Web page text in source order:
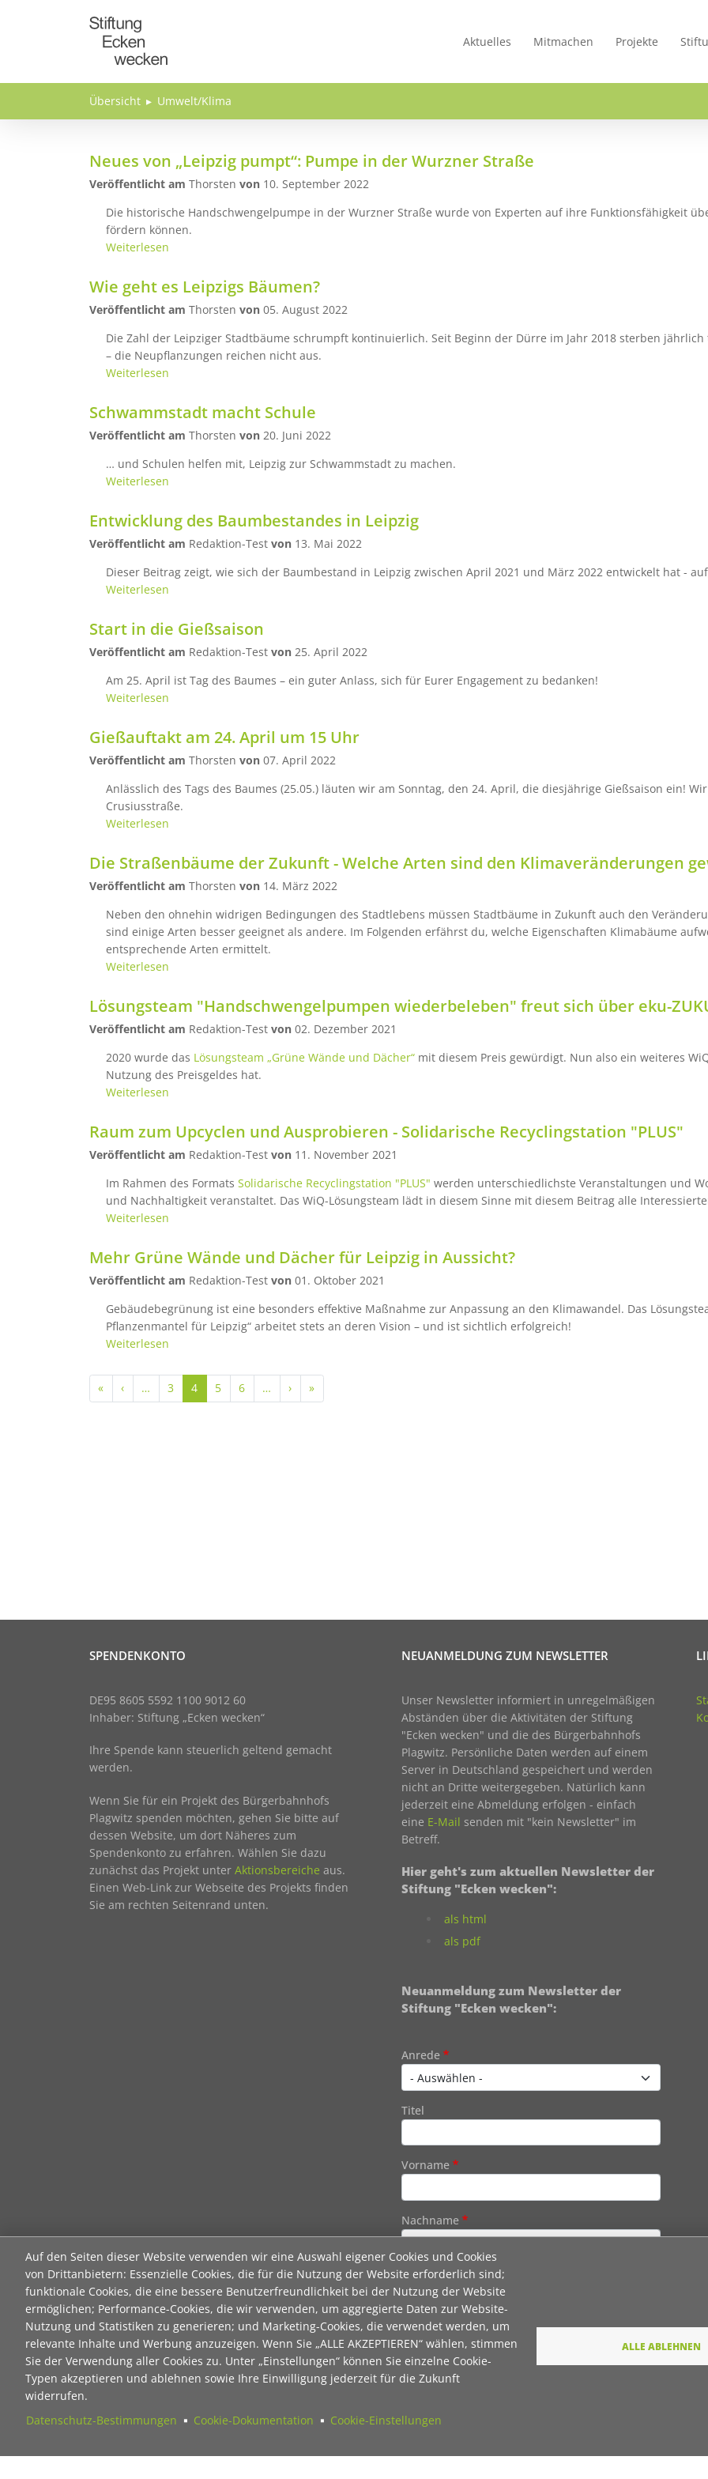
Aktuelles Mitmachen Projekte
Übersicht Umwelt/Klima
Auf den Seiten dieser Website verwenden wir eine Auswahl eigener Cookies und Cookies
von Drittanbietern: Essenzielle Cookies, die für die Nutzung der Website erforderlich sind;
funktionale Cookies, die eine bessere Benutzerfreundlichkeit bei der Nutzung der Website
ermöglichen; Performance-Cookies, die wir verwenden, um aggregierte Daten zur Website-
Nutzung und Statistiken zu generieren; und Marketing-Cookies, die verwendet werden, um
relevante Inhalte und Werbung anzuzeigen. Wenn Sie „ALLE AKZEPTIEREN“ wählen, stimmen
Sie der Verwendung aller Cookies zu. Unter „Einstellungen“ können Sie einzelne Cookie-
Typen akzeptieren und ablehnen sowie Ihre Einwilligung jederzeit für die Zukunft
widerrufen.
Datenschutz-Bestimmungen
Cookie-Dokumentation Cookie-Einstellungen
ALLE ABLEHNEN
Neues von „Leipzig pumpt“: Pumpe in der Wurzner Straße
Veröffentlicht am Thorsten von 10. September 2022
Die historische Handschwengelpumpe in der Wurzner Straße wurde von Experten auf ihre Funktionsfähigkeit
fördern können.
Weiterlesen
Wie geht es Leipzigs Bäumen?
Veröffentlicht am Thorsten von 05. August 2022
Die Zahl der Leipziger Stadtbäume schrumpft kontinuierlich. Seit Beginn der Dürre im Jahr 2018 sterben
– die Neupflanzungen reichen nicht aus.
Weiterlesen
Schwammstadt macht Schule
Veröffentlicht am Thorsten von 20. Juni 2022
… und Schulen helfen mit, Leipzig zur Schwammstadt zu machen.
Weiterlesen
Entwicklung des Baumbestandes in Leipzig
Veröffentlicht am Redaktion-Test von 13. Mai 2022
Dieser Beitrag zeigt, wie sich der Baumbestand in Leipzig zwischen April 2021 und März 2022 entwickelt hat -
Weiterlesen
Start in die Gießsaison
Veröffentlicht am Redaktion-Test von 25. April 2022
Am 25. April ist Tag des Baumes – ein guter Anlass, sich für Eurer Engagement zu bedanken!
Weiterlesen
Gießauftakt am 24. April um 15 Uhr
Veröffentlicht am Thorsten von 07. April 2022
Anlässlich des Tags des Baumes (25.05.) läuten wir am Sonntag, den 24. April, die diesjährige Gießsaison ein!
Crusiusstraße.
Weiterlesen
Die Straßenbäume der Zukunft - Welche Arten sind den Klimaveränderungen
Veröffentlicht am Thorsten von 14. März 2022
Neben den ohnehin widrigen Bedingungen des Stadtlebens müssen Stadtbäume in Zukunft auch den
sind einige Arten besser geeignet als andere. Im Folgenden erfährst du, welche Eigenschaften Klimabäume
entsprechende Arten ermittelt.
Weiterlesen
Lösungsteam "Handschwengelpumpen wiederbeleben" freut sich über eku-
Veröffentlicht am Redaktion-Test von 02. Dezember 2021
2020 wurde das Lösungsteam „Grüne Wände und Dächer“mit diesem Preis gewürdigt. Nun also ein weiteres
Nutzung des Preisgeldes hat.
Weiterlesen
Raum zum Upcyclen und Ausprobieren - Solidarische Recyclingstation "PLUS"
Veröffentlicht am Redaktion-Test von 11. November 2021
Im Rahmen des Formats Solidarische Recyclingstation "PLUS" werden unterschiedlichste Veranstaltungen und
und Nachhaltigkeit veranstaltet. Das WiQ-Lösungsteam lädt in diesem Sinne mit diesem Beitrag alle
Weiterlesen
Mehr Grüne Wände und Dächer für Leipzig in Aussicht?
Veröffentlicht am Redaktion-Test von 01. Oktober 2021
Gebäudebegrünung ist eine besonders effektive Maßnahme zur Anpassung an den Klimawandel. Das
Pflanzenmantel für Leipzig“ arbeitet stets an deren Vision – und ist sichtlich erfolgreich!
Weiterlesen
Seitennummerierung
«Erste Seite
‹Vorherige Seite
… 3 4 5 6 … ›Nächste Seite
»Letzte Seite
SPENDENKONTO
DE95 8605 5592 1100 9012 60
Inhaber: Stiftung „Ecken wecken“
Ihre Spende kann steuerlich geltend gemacht
werden.
Wenn Sie für ein Projekt des Bürgerbahnhofs
Plagwitz spenden möchten, gehen Sie bitte auf
dessen Website, um dort Näheres zum
Spendenkonto zu erfahren. Wählen Sie dazu
zunächst das Projekt unter Aktionsbereiche aus.
Einen Web-Link zur Webseite des Projekts finden
Sie am rechten Seitenrand unten.
NEUANMELDUNG ZUM NEWSLETTER
Unser Newsletter informiert in unregelmäßigen
Abständen über die Aktivitäten der Stiftung
"Ecken wecken" und die des Bürgerbahnhofs
Plagwitz. Persönliche Daten werden auf einem
Server in Deutschland gespeichert und werden
nicht an Dritte weitergegeben. Natürlich kann
jederzeit eine Abmeldung erfolgen - einfach
eine E-Mail senden mit "kein Newsletter" im
Betreff.
Hier geht's zum aktuellen Newsletter der
Stiftung "Ecken wecken":
als html
als pdf
Neuanmeldung zum Newsletter der
Stiftung "Ecken wecken":
Anrede
Titel
Vorname
Nachname
E-Mail
Wie dürfen wir Sie in Zukunft ansprechen
Sie
Du
Ihre Daten werden von unserer Stiftung
finden Sie unsereDatenschutzerklärung.